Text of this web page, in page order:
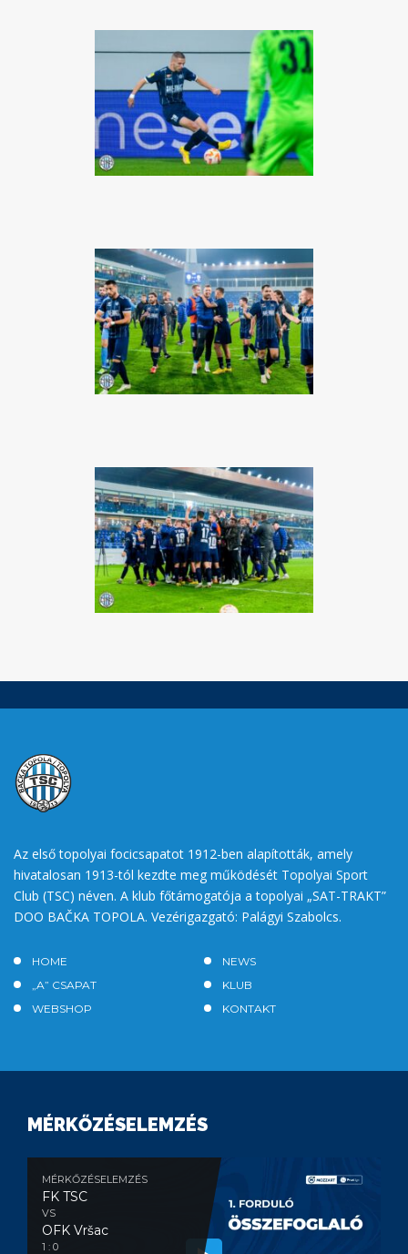
Az első topolyai focicsapatot 1912-ben alapították, amely
hivatalosan 1913-tól kezdte meg működését Topolyai Sport
Club (TSC) néven. A klub főtámogatója a topolyai „SAT-TRAKT”
DOO BAČKA TOPOLA. Vezérigazgató: Palágyi Szabolcs.
HOME
NEWS
„A” CSAPAT
KLUB
WEBSHOP
KONTAKT
MÉRKŐZÉSELEMZÉS
MÉRKŐZÉSELEMZÉS
FK TSC
VS
OFK Vršac
1 : 0